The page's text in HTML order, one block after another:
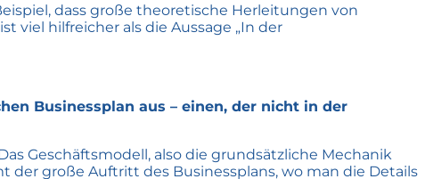
dass große theoretische Herleitungen von
viel hilfreicher als die Aussage „In der
Businessplan aus – einen, der nicht in der
Geschäftsmodell, also die grundsätzliche Mechanik
große Auftritt des Businessplans, wo man die Details